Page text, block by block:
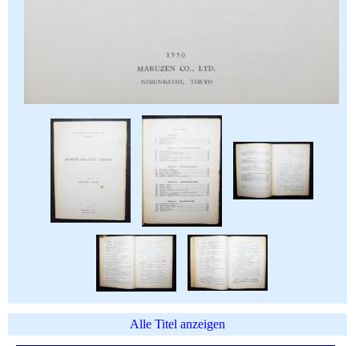
Alle Titel anzeigen